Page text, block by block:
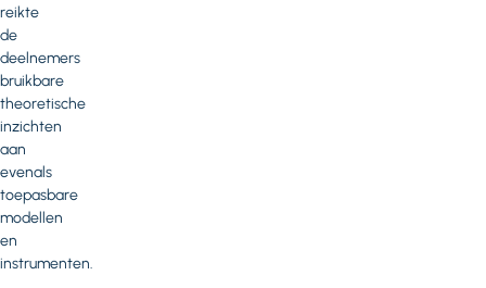
reikte
de
deelnemers
bruikbare
theoretische
inzichten
aan
evenals
toepasbare
modellen
en
instrumenten.